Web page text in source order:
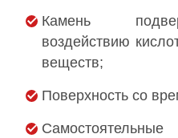
Камень
воздействию
веществ;
Поверхность со
Самостоятельные